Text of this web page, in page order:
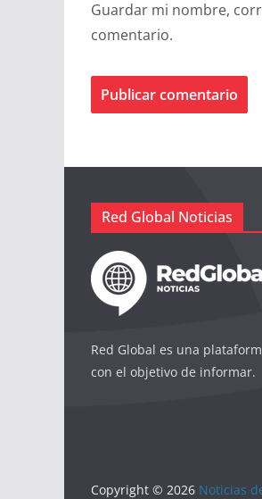
Guardar mi nombre,
comentario.
Red Global Noticias
Red Global es una
con el objetivo de informar.
Copyright © 2026 Noticias